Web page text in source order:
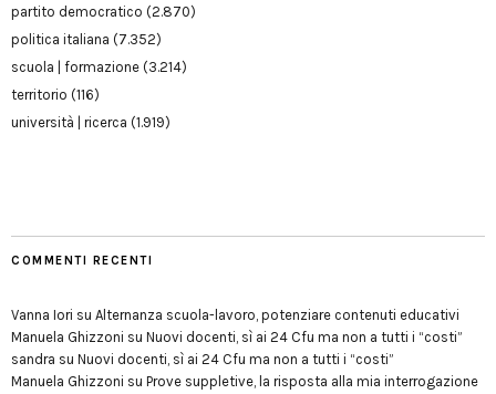
partito democratico (2.870)
politica italiana (7.352)
scuola | formazione (3.214)
territorio (116)
università | ricerca (1.919)
COMMENTI RECENTI
Vanna Iori su Alternanza scuola-lavoro, potenziare contenuti educativi
Manuela Ghizzoni su Nuovi docenti, sì ai 24 Cfu ma non a tutti i “costi”
sandra su Nuovi docenti, sì ai 24 Cfu ma non a tutti i “costi”
Manuela Ghizzoni su Prove suppletive, la risposta alla mia interrogazione